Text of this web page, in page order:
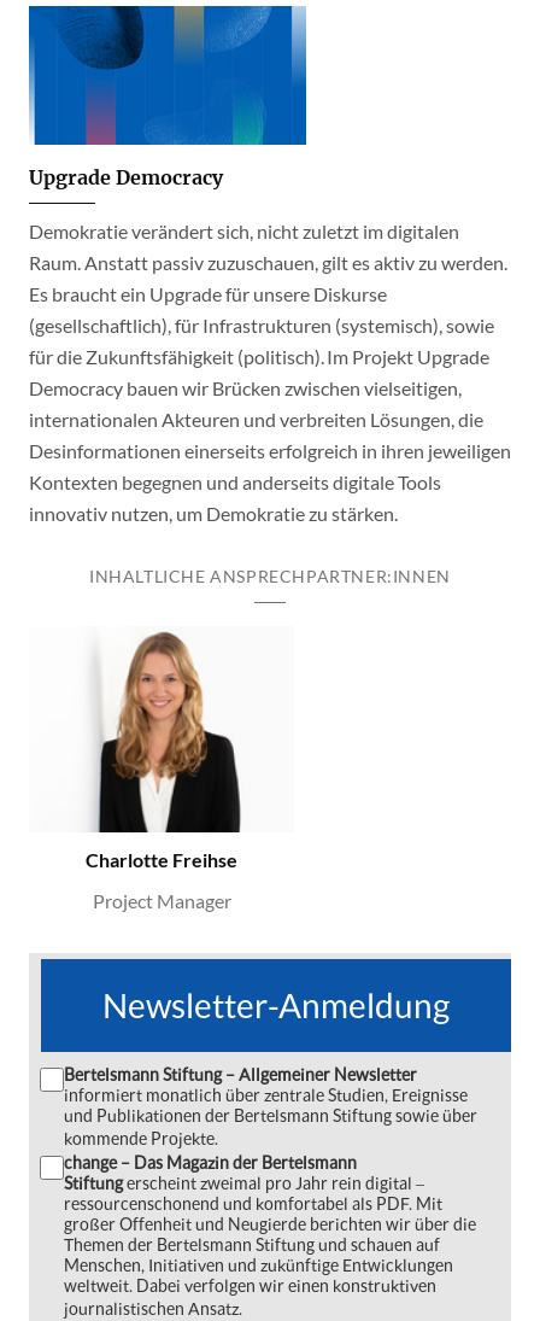
Upgrade Democracy
Demokratie verändert sich, nicht zuletzt im digitalen
Raum. Anstatt passiv zuzuschauen, gilt es aktiv zu werden.
Es braucht ein Upgrade für unsere Diskurse
(gesellschaftlich), für Infrastrukturen (systemisch), sowie
für die Zukunftsfähigkeit (politisch). Im Projekt Upgrade
Democracy bauen wir Brücken zwischen vielseitigen,
internationalen Akteuren und verbreiten Lösungen, die
Desinformationen einerseits erfolgreich in ihren jeweiligen
Kontexten begegnen und anderseits digitale Tools
innovativ nutzen, um Demokratie zu stärken.
INHALTLICHE ANSPRECHPARTNER:INNEN
Charlotte Freihse
Project Manager
Newsletter-Anmeldung
Bertelsmann Stiftung – Allgemeiner Newsletter
informiert monatlich über zentrale Studien, Ereignisse
und Publikationen der Bertelsmann Stiftung sowie über
kommende Projekte.
change – Das Magazin der Bertelsmann
Stiftungerscheint zweimal pro Jahr rein digital ‒
ressourcenschonend und komfortabel als PDF. Mit
großer Offenheit und Neugierde berichten wir über die
Themen der Bertelsmann Stiftung und schauen auf
Menschen, Initiativen und zukünftige Entwicklungen
weltweit. Dabei verfolgen wir einen konstruktiven
journalistischen Ansatz.